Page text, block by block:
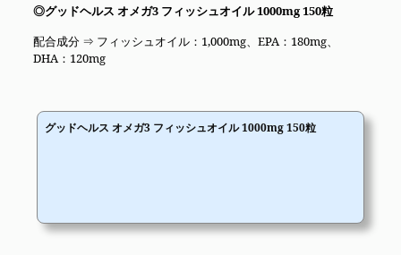
◎グッドヘルス オメガ3 フィッシュオイル 1000mg 150粒
配合成分 ⇒ フィッシュオイル：1,000mg、EPA：180mg、
DHA：120mg
グッドヘルス オメガ3 フィッシュオイル 1000mg 150粒